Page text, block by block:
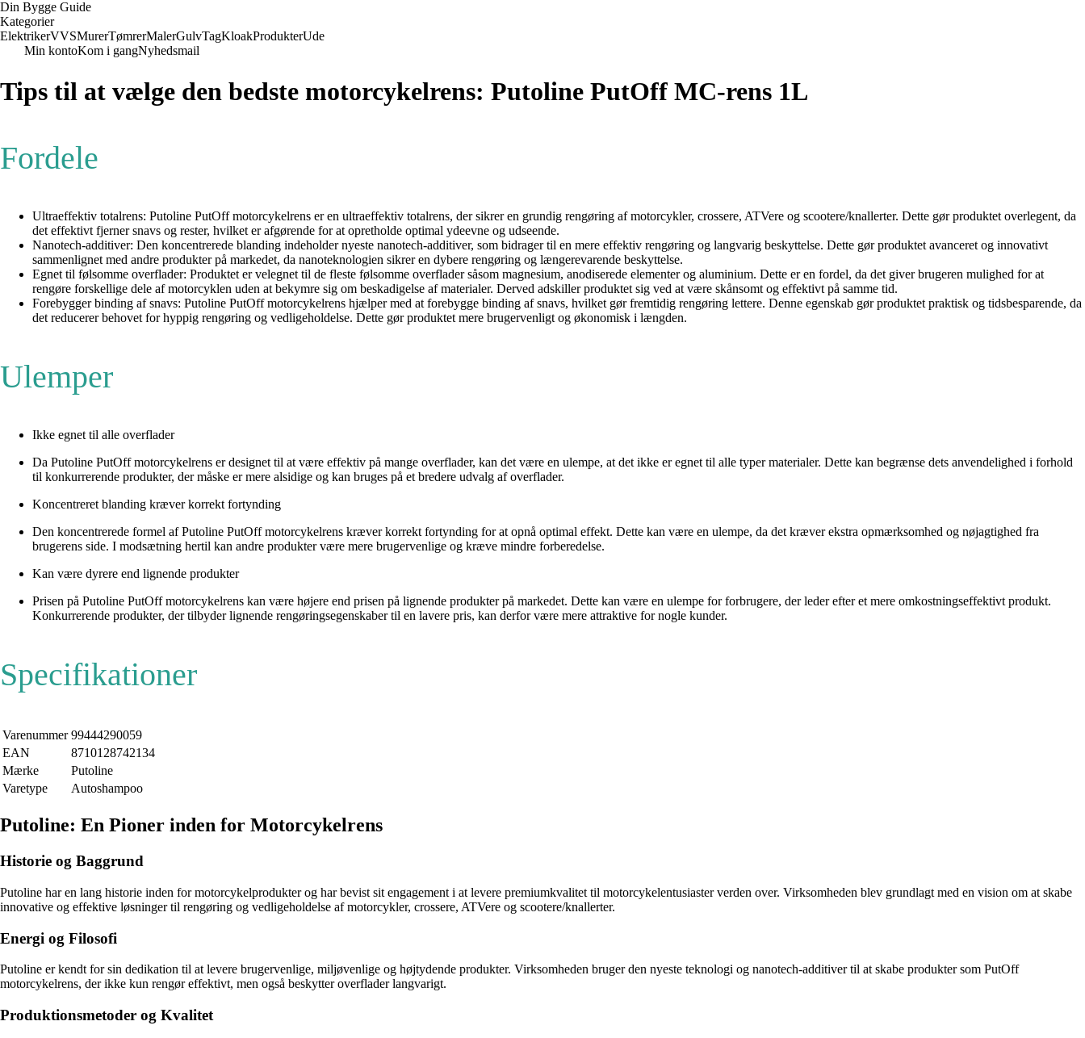
Din Bygge Guide
Kategorier
ElektrikerVVSMurerTømrerMalerGulvTagKloakProdukterUde
Min kontoKom i gangNyhedsmail
Tips til at vælge den bedste motorcykelrens: Putoline PutOff MC-rens 1L
Fordele
Ultraeffektiv totalrens: Putoline PutOff motorcykelrens er en ultraeffektiv totalrens, der sikrer en grundig rengøring af motorcykler, crossere, ATVere og scootere/knallerter. Dette gør produktet overlegent, da
det effektivt fjerner snavs og rester, hvilket er afgørende for at opretholde optimal ydeevne og udseende.
Nanotech-additiver: Den koncentrerede blanding indeholder nyeste nanotech-additiver, som bidrager til en mere effektiv rengøring og langvarig beskyttelse. Dette gør produktet avanceret og innovativt
sammenlignet med andre produkter på markedet, da nanoteknologien sikrer en dybere rengøring og længerevarende beskyttelse.
Egnet til følsomme overflader: Produktet er velegnet til de fleste følsomme overflader såsom magnesium, anodiserede elementer og aluminium. Dette er en fordel, da det giver brugeren mulighed for at
rengøre forskellige dele af motorcyklen uden at bekymre sig om beskadigelse af materialer. Derved adskiller produktet sig ved at være skånsomt og effektivt på samme tid.
Forebygger binding af snavs: Putoline PutOff motorcykelrens hjælper med at forebygge binding af snavs, hvilket gør fremtidig rengøring lettere. Denne egenskab gør produktet praktisk og tidsbesparende, da
det reducerer behovet for hyppig rengøring og vedligeholdelse. Dette gør produktet mere brugervenligt og økonomisk i længden.
Ulemper
Ikke egnet til alle overflader
Da Putoline PutOff motorcykelrens er designet til at være effektiv på mange overflader, kan det være en ulempe, at det ikke er egnet til alle typer materialer. Dette kan begrænse dets anvendelighed i forhold
til konkurrerende produkter, der måske er mere alsidige og kan bruges på et bredere udvalg af overflader.
Koncentreret blanding kræver korrekt fortynding
Den koncentrerede formel af Putoline PutOff motorcykelrens kræver korrekt fortynding for at opnå optimal effekt. Dette kan være en ulempe, da det kræver ekstra opmærksomhed og nøjagtighed fra
brugerens side. I modsætning hertil kan andre produkter være mere brugervenlige og kræve mindre forberedelse.
Kan være dyrere end lignende produkter
Prisen på Putoline PutOff motorcykelrens kan være højere end prisen på lignende produkter på markedet. Dette kan være en ulempe for forbrugere, der leder efter et mere omkostningseffektivt produkt.
Konkurrerende produkter, der tilbyder lignende rengøringsegenskaber til en lavere pris, kan derfor være mere attraktive for nogle kunder.
Specifikationer
Varenummer 99444290059
EAN
8710128742134
Mærke
Putoline
Varetype
Autoshampoo
Putoline: En Pioner inden for Motorcykelrens
Historie og Baggrund
Putoline har en lang historie inden for motorcykelprodukter og har bevist sit engagement i at levere premiumkvalitet til motorcykelentusiaster verden over. Virksomheden blev grundlagt med en vision om at skabe
innovative og effektive løsninger til rengøring og vedligeholdelse af motorcykler, crossere, ATVere og scootere/knallerter.
Energi og Filosofi
Putoline er kendt for sin dedikation til at levere brugervenlige, miljøvenlige og højtydende produkter. Virksomheden bruger den nyeste teknologi og nanotech-additiver til at skabe produkter som PutOff
motorcykelrens, der ikke kun rengør effektivt, men også beskytter overflader langvarigt.
Produktionsmetoder og Kvalitet